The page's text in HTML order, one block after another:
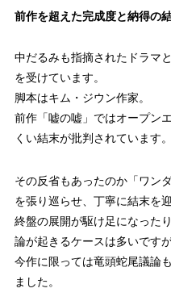
前作を超えた完成度と納得の
中だるみも指摘されたドラマ
を受けています。
脚本はキム・ジウン作家。
前作「嘘の嘘」ではオープン
くい結末が批判されています。
その反省もあったのか「ワン
を張り巡らせ、丁寧に結末を
終盤の展開が駆け足になった
論が起きるケースは多いですが
今作に限っては竜頭蛇尾議論
ました。